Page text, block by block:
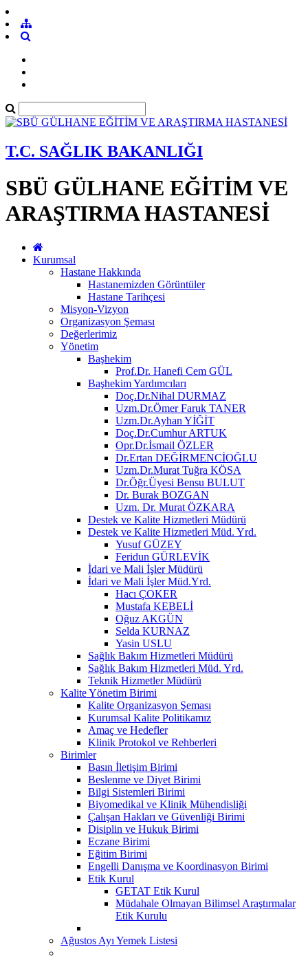
T.C. SAĞLIK BAKANLIĞI
SBÜ GÜLHANE EĞİTİM VE
ARAŞTIRMA HASTANESİ
Kurumsal
Hastane Hakkında
Hastanemizden Görüntüler
Hastane Tarihçesi
Misyon-Vizyon
Organizasyon Şeması
Değerlerimiz
Yönetim
Başhekim
Prof.Dr. Hanefi Cem GÜL
Başhekim Yardımcıları
Doç.Dr.Nihal DURMAZ
Uzm.Dr.Ömer Faruk TANER
Uzm.Dr.Ayhan YİĞİT
Doç.Dr.Cumhur ARTUK
Opr.Dr.İsmail ÖZLER
Dr.Ertan DEĞİRMENCİOĞLU
Uzm.Dr.Murat Tuğra KÖSA
Dr.Öğr.Üyesi Bensu BULUT
Dr. Burak BOZGAN
Uzm. Dr. Murat ÖZKARA
Destek ve Kalite Hizmetleri Müdürü
Destek ve Kalite Hizmetleri Müd. Yrd.
Yusuf GÜZEY
Feridun GÜRLEVİK
İdari ve Mali İşler Müdürü
İdari ve Mali İşler Müd.Yrd.
Hacı ÇOKER
Mustafa KEBELİ
Oğuz AKGÜN
Selda KURNAZ
Yasin USLU
Sağlık Bakım Hizmetleri Müdürü
Sağlık Bakım Hizmetleri Müd. Yrd.
Teknik Hizmetler Müdürü
Kalite Yönetim Birimi
Kalite Organizasyon Şeması
Kurumsal Kalite Politikamız
Amaç ve Hedefler
Klinik Protokol ve Rehberleri
Birimler
Basın İletişim Birimi
Beslenme ve Diyet Birimi
Bilgi Sistemleri Birimi
Biyomedikal ve Klinik Mühendisliği
Çalışan Hakları ve Güvenliği Birimi
Disiplin ve Hukuk Birimi
Eczane Birimi
Eğitim Birimi
Engelli Danışma ve Koordinasyon Birimi
Etik Kurul
GETAT Etik Kurul
Müdahale Olmayan Bilimsel Araştırmalar
Etik Kurulu
Ağustos Ayı Yemek Listesi